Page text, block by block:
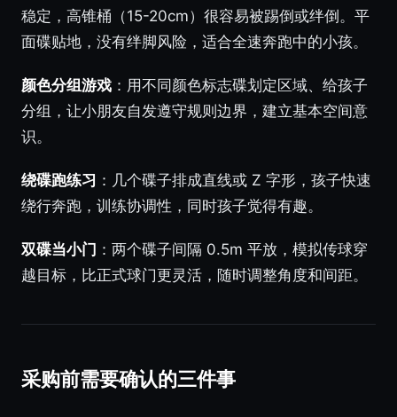
稳定，高锥桶（15-20cm）很容易被踢倒或绊倒。平
面碟贴地，没有绊脚风险，适合全速奔跑中的小孩。
颜色分组游戏 ：用不同颜色标志碟划定区域、给孩子
分组，让小朋友自发遵守规则边界，建立基本空间意
识。
绕碟跑练习 ：几个碟子排成直线或 Z 字形，孩子快速
绕行奔跑，训练协调性，同时孩子觉得有趣。
双碟当小门 ：两个碟子间隔 0.5m 平放，模拟传球穿
越目标，比正式球门更灵活，随时调整角度和间距。
采购前需要确认的三件事